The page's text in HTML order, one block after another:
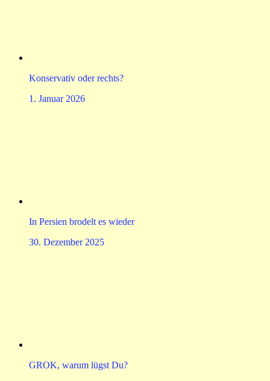
Konservativ oder rechts?
1. Januar 2026
In Persien brodelt es wieder
30. Dezember 2025
GROK, warum lügst Du?